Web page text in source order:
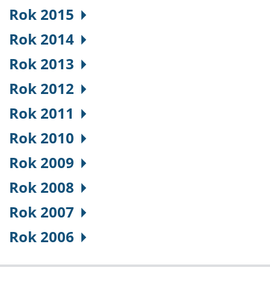
Rok 2015
Rok 2014
Rok 2013
Rok 2012
Rok 2011
Rok 2010
Rok 2009
Rok 2008
Rok 2007
Rok 2006